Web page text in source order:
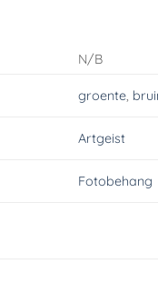
N/B
groente,
Artgeist
Fotobehang